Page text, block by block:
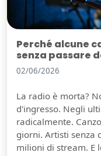
Perché alcune
senza passare
02/06/2026
La radio è morta?
d'ingresso. Negli
radicalmente.
giorni. Artisti senza
milioni di stream. E